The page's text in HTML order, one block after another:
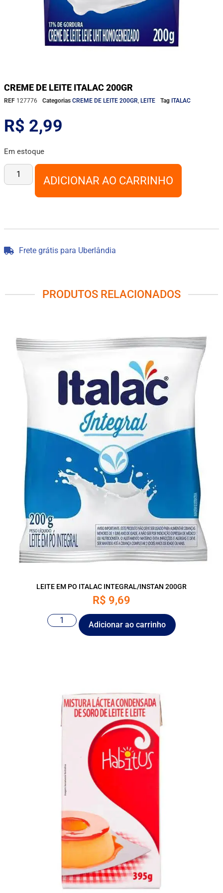
CREME DE LEITE ITALAC 200GR
REF 127776 Categorias CREME DE LEITE 200GR LEITE Tag ITALAC
R$ 2,99
Em estoque
ADICIONAR AO CARRINHO
Frete grátis para Uberlândia
PRODUTOS RELACIONADOS
LEITE EM PO ITALAC INTEGRAL/INSTAN 200GR
R$ 9,69
Adicionar ao carrinho